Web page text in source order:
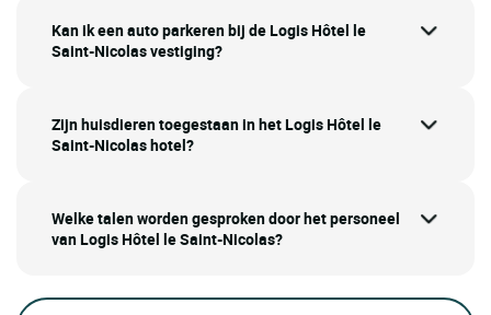
Kan ik een auto parkeren bij de Logis Hôtel le
Saint-Nicolas vestiging?
Zijn huisdieren toegestaan in het Logis Hôtel le
Saint-Nicolas hotel?
Welke talen worden gesproken door het personeel
van Logis Hôtel le Saint-Nicolas?